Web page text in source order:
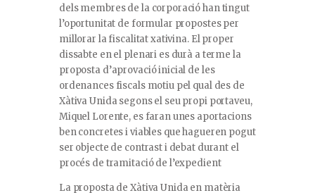
dels membres de la corporació han tingut
l’oportunitat de formular propostes per
millorar la fiscalitat xativina. El proper
dissabte en el plenari es durà a terme la
proposta d’aprovació inicial de les
ordenances fiscals motiu pel qual des de
Xàtiva Unida segons el seu propi portaveu,
Miquel Lorente, es faran unes aportacions
ben concretes i viables que hagueren pogut
ser objecte de contrast i debat durant el
procés de tramitació de l’expedient
La proposta de Xàtiva Unida en matèria